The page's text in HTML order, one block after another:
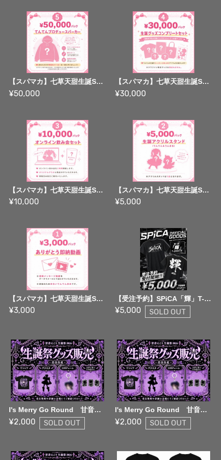
【スパマカ】七草天甜生誕SPパック05 : ¥50,000パックver.A【生誕SPパック】
¥50,000
【スパマカ】七草天甜生誕SPパック04 : ¥30,000パック【生誕SPパック】
¥30,000
【スパマカ】七草天甜生誕SPパック03 : ¥10,000パック【生誕SPパック】
¥10,000
【スパマカ】七草天甜生誕SPパック02 : ¥5,000パック【生誕SPパック】
¥5,000
【スパマカ】七草天甜生誕SPパック01 : ¥3,000パック【生誕SPパック】
¥3,000
【受注予約】SPiCA「輝」T-Shirts【07/20まで】
¥5,000 SOLD OUT
I's Merry Go Round 甘音にこり生誕祭2026 目印チャーム
¥2,000 SOLD OUT
I's Merry Go Round 甘音にこり生誕祭2026 アクスタ
¥2,000 SOLD OUT